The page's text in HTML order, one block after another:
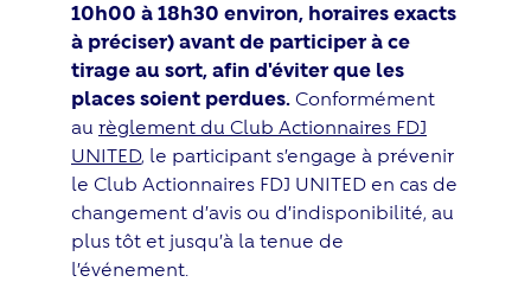
10h00 à 18h30 environ, horaires exacts
à préciser) avant de participer à ce
tirage au sort, afin d'éviter que les
places soient perdues. Conformément
au règlement du Club Actionnaires FDJ
UNITED, le participant s’engage à prévenir
le Club Actionnaires FDJ UNITED en cas de
changement d’avis ou d’indisponibilité, au
plus tôt et jusqu’à la tenue de
l’événement.